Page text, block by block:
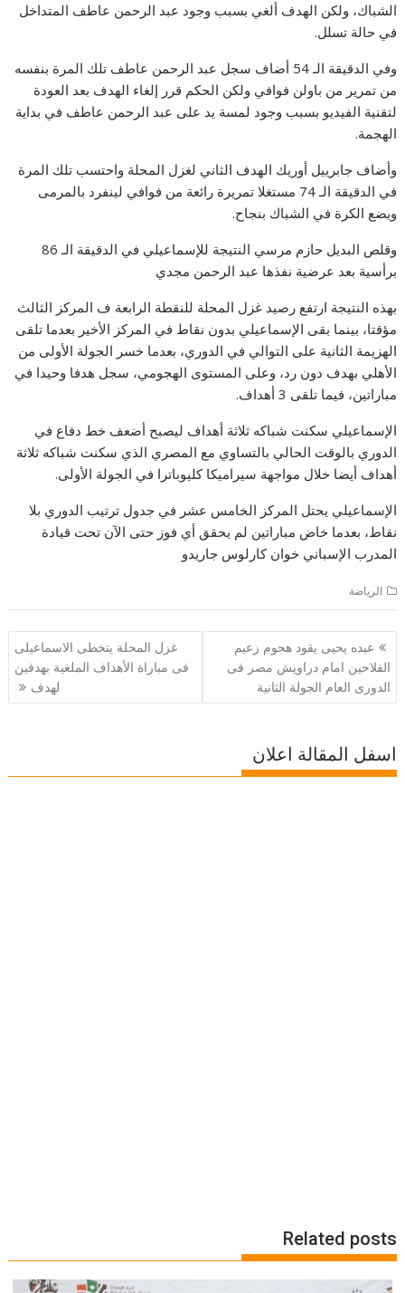
الشباك، ولكن الهدف ألغي بسبب وجود عبد الرحمن عاطف المتداخل
في حالة تسلل.
وفي الدقيقة الـ 54 أضاف سجل عبد الرحمن عاطف تلك المرة بنفسه
من تمرير من باولن فوافي ولكن الحكم قرر إلغاء الهدف بعد العودة
لتقنية الفيديو بسبب وجود لمسة يد على عبد الرحمن عاطف في بداية
الهجمة.
وأضاف جابرييل أوريك الهدف الثاني لغزل المحلة واحتسب تلك المرة
في الدقيقة الـ 74 مستغلا تمريرة رائعة من فوافي لينفرد بالمرمى
ويضع الكرة في الشباك بنجاح.
وقلص البديل حازم مرسي النتيجة للإسماعيلي في الدقيقة الـ 86
برأسية بعد عرضية نفذها عبد الرحمن مجدي
بهذه النتيجة ارتفع رصيد غزل المحلة للنقطة الرابعة ف المركز الثالث
مؤقتا، بينما بقى الإسماعيلي بدون نقاط في المركز الأخير بعدما تلقى
الهزيمة الثانية على التوالي في الدوري، بعدما خسر الجولة الأولى من
الأهلي بهدف دون رد، وعلى المستوى الهجومي، سجل هدفا وحيدا في
مباراتين، فيما تلقى 3 أهداف.
الإسماعيلي سكنت شباكه ثلاثة أهداف ليصبح أضعف خط دفاع في
الدوري بالوقت الحالي بالتساوي مع المصري الذي سكنت شباكه ثلاثة
أهداف أيضا خلال مواجهة سيراميكا كليوباترا في الجولة الأولى.
الإسماعيلي يحتل المركز الخامس عشر في جدول ترتيب الدوري بلا
نقاط، بعدما خاض مباراتين لم يحقق أي فوز حتى الآن تحت قيادة
المدرب الإسباني خوان كارلوس جاريدو
الرياضة
تصفّح
المقالات
عبده يحيى يقود هجوم زعيم
الفلاحين امام دراويش مصر فى
الدورى العام الجولة الثانية
غزل المحلة يتخطى الاسماعيلى
فى مباراة الأهداف الملغية بهدفين
لهدف
اسفل المقالة اعلان
Related posts